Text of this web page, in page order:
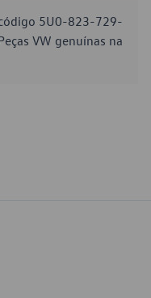
5U0-823-729-
VW genuínas na